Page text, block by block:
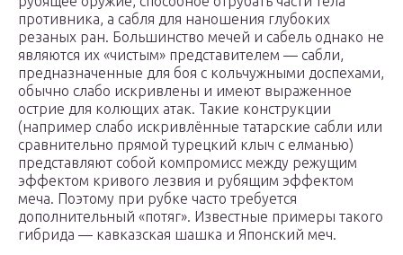
противника, а сабля для наношения глубоких
резаных ран. Большинство мечей и сабель однако не
являются их «чистым» представителем — сабли,
предназначенные для боя с кольчужными доспехами,
обычно слабо искривлены и имеют выраженное
острие для колющих атак. Такие конструкции
(например слабо искривлённые татарские сабли или
сравнительно прямой турецкий клыч с елманью)
представляют собой компромисс между режущим
эффектом кривого лезвия и рубящим эффектом
меча. Поэтому при рубке часто требуется
дополнительный «потяг». Известные примеры такого
гибрида — кавказская шашка и Японский меч.